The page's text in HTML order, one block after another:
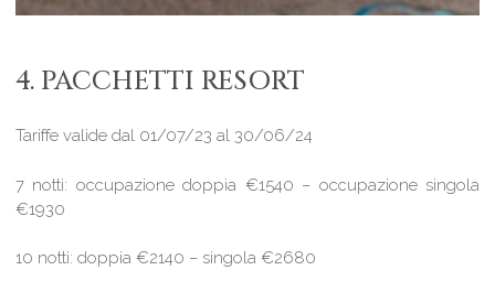
4. PACCHETTI RESORT
Tariffe valide dal 01/07/23 al 30/06/24
7 notti: occupazione doppia €1540 – occupazione singola
€1930
10 notti: doppia €2140 – singola €2680